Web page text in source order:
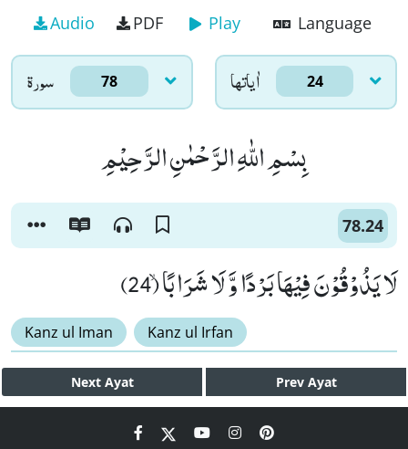
Audio PDF Play Language
سورۃ 78 اٰياتها 24
بِسْمِ اللّٰهِ الرَّحْمٰنِ الرَّحِیْمِ
78.24
لَا یَذُوْقُوْنَ فِیْهَا بَرْدًا وَّ لَا شَرَابًاۙ (24)
Kanz ul Iman Kanz ul Irfan
Next Ayat Prev Ayat